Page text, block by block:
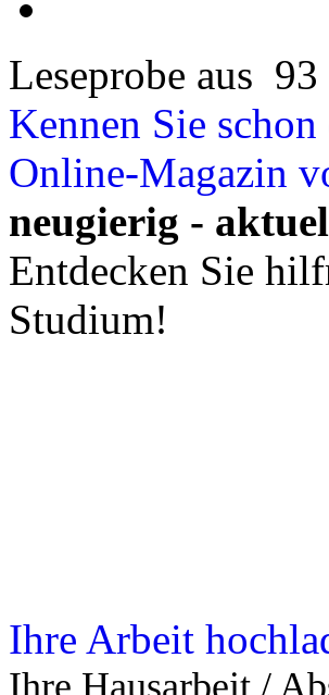
Leseprobe aus
Kennen Sie schon
Online-Magazin
neugierig -
Entdecken Sie
Studium!
Ihre Arbeit
Ihre Hausarbeit /